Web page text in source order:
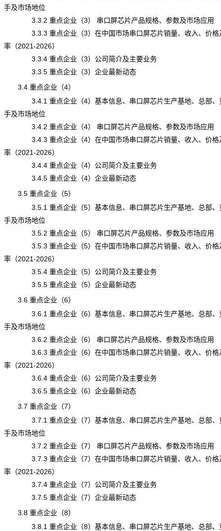
手及市场地位
3.3.2 重点企业（3） 串口屏芯片产品规格、参数及市场应用
3.3.3 重点企业（3）在中国市场串口屏芯片销量、收入、价格
率（2021-2026）
3.3.4 重点企业（3）公司简介及主要业务
3.3.5 重点企业（3）企业最新动态
3.4 重点企业（4）
3.4.1 重点企业（4）基本信息、串口屏芯片生产基地、总部、
手及市场地位
3.4.2 重点企业（4） 串口屏芯片产品规格、参数及市场应用
3.4.3 重点企业（4）在中国市场串口屏芯片销量、收入、价格
率（2021-2026）
3.4.4 重点企业（4）公司简介及主要业务
3.4.5 重点企业（4）企业最新动态
3.5 重点企业（5）
3.5.1 重点企业（5）基本信息、串口屏芯片生产基地、总部、
手及市场地位
3.5.2 重点企业（5） 串口屏芯片产品规格、参数及市场应用
3.5.3 重点企业（5）在中国市场串口屏芯片销量、收入、价格
率（2021-2026）
3.5.4 重点企业（5）公司简介及主要业务
3.5.5 重点企业（5）企业最新动态
3.6 重点企业（6）
3.6.1 重点企业（6）基本信息、串口屏芯片生产基地、总部、
手及市场地位
3.6.2 重点企业（6） 串口屏芯片产品规格、参数及市场应用
3.6.3 重点企业（6）在中国市场串口屏芯片销量、收入、价格
率（2021-2026）
3.6.4 重点企业（6）公司简介及主要业务
3.6.5 重点企业（6）企业最新动态
3.7 重点企业（7）
3.7.1 重点企业（7）基本信息、串口屏芯片生产基地、总部、
手及市场地位
3.7.2 重点企业（7） 串口屏芯片产品规格、参数及市场应用
3.7.3 重点企业（7）在中国市场串口屏芯片销量、收入、价格
率（2021-2026）
3.7.4 重点企业（7）公司简介及主要业务
3.7.5 重点企业（7）企业最新动态
3.8 重点企业（8）
3.8.1 重点企业（8）基本信息、串口屏芯片生产基地、总部、